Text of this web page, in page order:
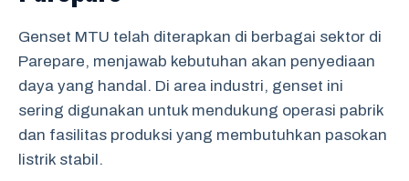
Genset MTU telah diterapkan di berbagai sektor di
Parepare, menjawab kebutuhan akan penyediaan
daya yang handal. Di area industri, genset ini
sering digunakan untuk mendukung operasi pabrik
dan fasilitas produksi yang membutuhkan pasokan
listrik stabil.